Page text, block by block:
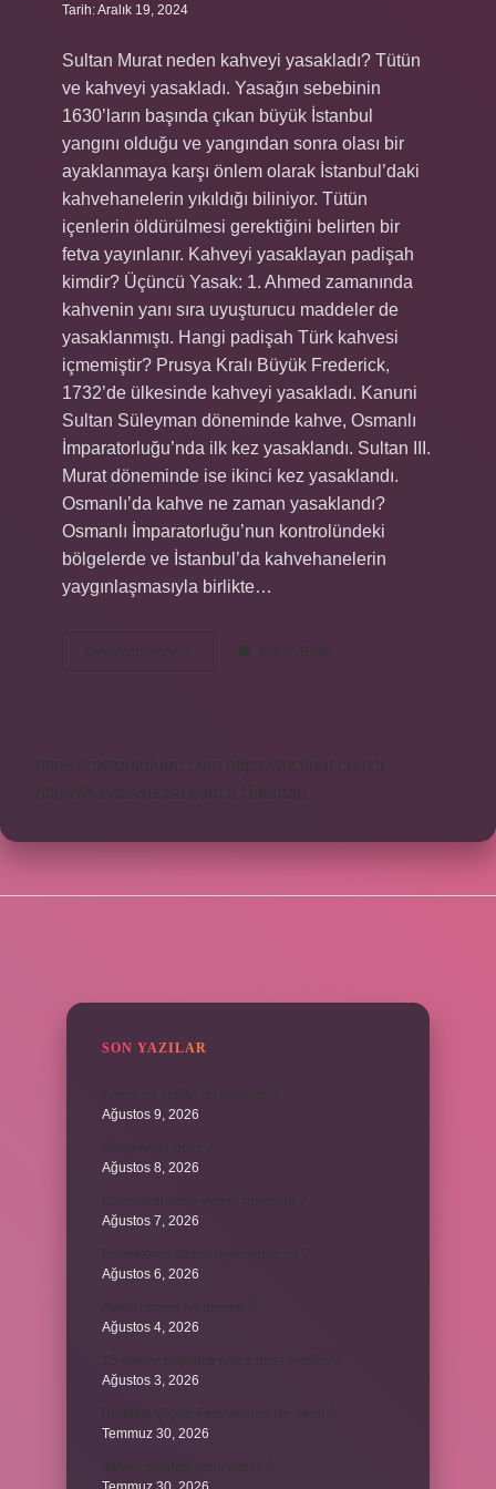
Tarih: Aralık 19, 2024
Sultan Murat neden kahveyi yasakladı? Tütün
ve kahveyi yasakladı. Yasağın sebebinin
1630’ların başında çıkan büyük İstanbul
yangını olduğu ve yangından sonra olası bir
ayaklanmaya karşı önlem olarak İstanbul’daki
kahvehanelerin yıkıldığı biliniyor. Tütün
içenlerin öldürülmesi gerektiğini belirten bir
fetva yayınlanır. Kahveyi yasaklayan padişah
kimdir? Üçüncü Yasak: 1. Ahmed zamanında
kahvenin yanı sıra uyuşturucu maddeler de
yasaklanmıştı. Hangi padişah Türk kahvesi
içmemiştir? Prusya Kralı Büyük Frederick,
1732’de ülkesinde kahveyi yasakladı. Kanuni
Sultan Süleyman döneminde kahve, Osmanlı
İmparatorluğu’nda ilk kez yasaklandı. Sultan III.
Murat döneminde ise ikinci kez yasaklandı.
Osmanlı’da kahve ne zaman yasaklandı?
Osmanlı İmparatorluğu’nun kontrolündeki
bölgelerde ve İstanbul’da kahvehanelerin
yaygınlaşmasıyla birlikte…
Devamını okuyun
Içmeyi
Yorum Bırak
https://motorkulubu.com
https://mcifuar.com.tr
https://saytasinsaat.com.tr
Sitemap
SON YAZILAR
Ağustos 9, 2026
Ağustos 8, 2026
Ağustos 7, 2026
Ağustos 6, 2026
Ağustos 4, 2026
Ağustos 3, 2026
Temmuz 30, 2026